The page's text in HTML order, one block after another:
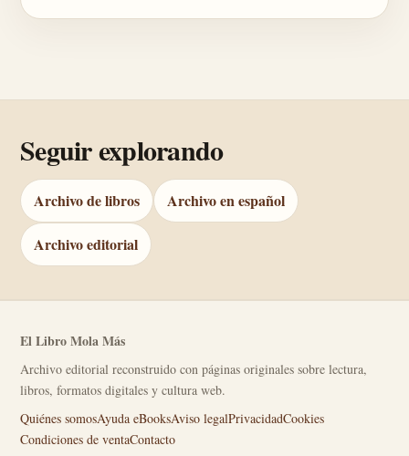
Seguir explorando
Archivo de libros Archivo en español
Archivo editorial
El Libro Mola Más
Archivo editorial reconstruido con páginas originales sobre lectura,
libros, formatos digitales y cultura web.
Quiénes somosAyuda eBooksAviso legalPrivacidadCookies
Condiciones de ventaContacto